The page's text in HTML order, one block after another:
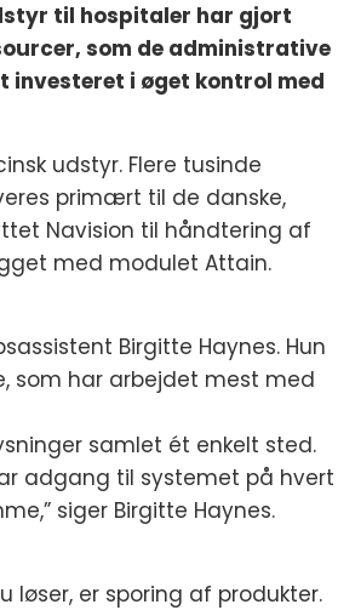
til hospitaler har gjort
som de administrative
investeret i øget kontrol med
udstyr. Flere tusinde
primært til de danske,
Navision til håndtering af
med modulet Attain.
Birgitte Haynes. Hun
som har arbejdet mest med
samlet ét enkelt sted.
adgang til systemet på hvert
siger Birgitte Haynes.
løser, er sporing af produkter.